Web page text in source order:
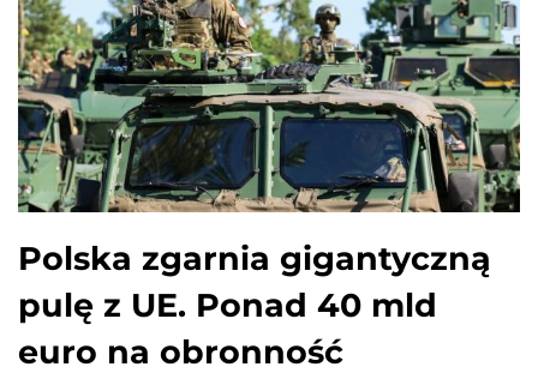
Polska zgarnia gigantyczną
pulę z UE. Ponad 40 mld
euro na obronność